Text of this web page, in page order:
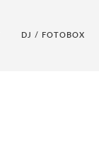
DJ / FOTOBOX